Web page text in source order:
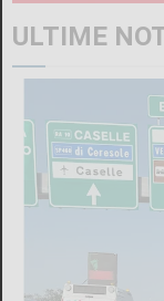
ULTIME